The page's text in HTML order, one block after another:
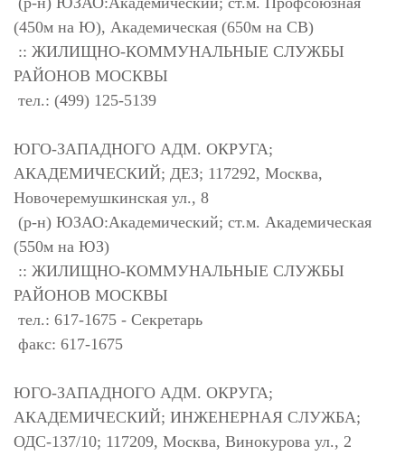
(450м на Ю), Академическая (650м на СВ)
:: ЖИЛИЩНО-КОММУНАЛЬНЫЕ СЛУЖБЫ
РАЙОНОВ МОСКВЫ
тел.: (499) 125-5139
ЮГО-ЗАПАДНОГО АДМ. ОКРУГА;
АКАДЕМИЧЕСКИЙ; ДЕЗ; 117292, Москва,
Новочеремушкинская ул., 8
(р-н) ЮЗАО:Академический; ст.м. Академическая
(550м на ЮЗ)
:: ЖИЛИЩНО-КОММУНАЛЬНЫЕ СЛУЖБЫ
РАЙОНОВ МОСКВЫ
тел.: 617-1675 - Секретарь
факс: 617-1675
ЮГО-ЗАПАДНОГО АДМ. ОКРУГА;
АКАДЕМИЧЕСКИЙ; ИНЖЕНЕРНАЯ СЛУЖБА;
ОДС-137/10; 117209, Москва, Винокурова ул., 2